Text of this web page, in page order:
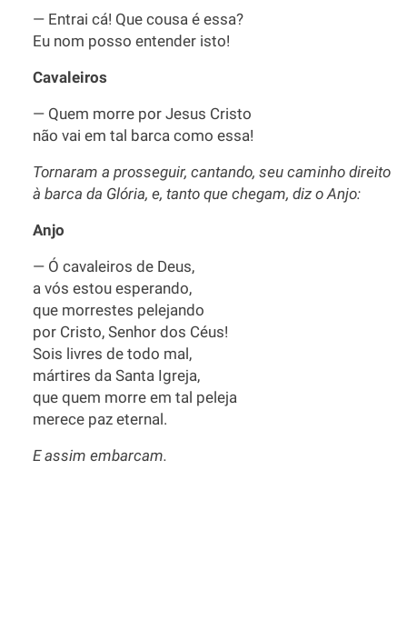
— Entrai cá! Que cousa é essa?
Eu nom posso entender isto!
Cavaleiros
— Quem morre por Jesus Cristo
não vai em tal barca como essa!
Tornaram a prosseguir, cantando, seu caminho direito
à barca da Glória, e, tanto que chegam, diz o Anjo:
Anjo
— Ó cavaleiros de Deus,
a vós estou esperando,
que morrestes pelejando
por Cristo, Senhor dos Céus!
Sois livres de todo mal,
mártires da Santa Igreja,
que quem morre em tal peleja
merece paz eternal.
E assim embarcam.